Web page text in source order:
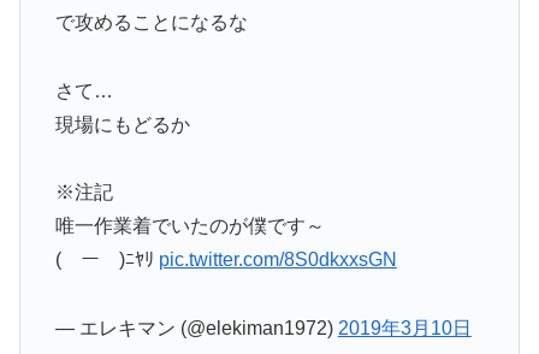
で攻めることになるな
さて…
現場にもどるか
※注記
唯一作業着でいたのが僕です～
(￣ー￣)ﾆﾔﾘ pic.twitter.com/8S0dkxxsGN
— エレキマン (@elekiman1972) 2019年3月10日